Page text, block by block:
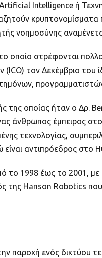
Intelligence ή
νοημοσύνης
οποίο στρέφονται
τον Δεκέμβριο του
της οποίας ήταν ο Δρ.
άνθρωπος έμπειρος
τεχνολογίας,
αντιπρόεδρος στο
1998 έως το 2001, με
της Hanson
παροχή ενός δικτύου